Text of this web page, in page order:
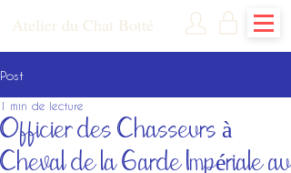
Atelier du Chat Botté
Post
Officier des Chasseurs à
Cheval de la Garde Impériale au
1 min de lecture